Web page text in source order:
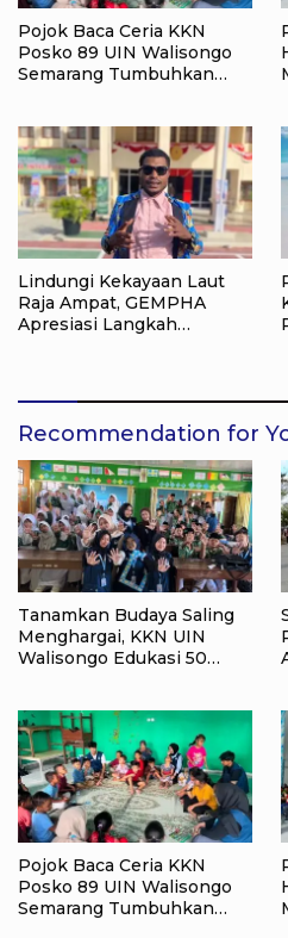
Pojok Baca Ceria KKN
Posko 89 UIN Walisongo
Semarang Tumbuhkan
Lindungi Kekayaan Laut
Raja Ampat, GEMPHA
Apresiasi Langkah
Recommendation for
Tanamkan Budaya Saling
Menghargai, KKN UIN
Walisongo Edukasi 50
Pojok Baca Ceria KKN
Posko 89 UIN Walisongo
Semarang Tumbuhkan